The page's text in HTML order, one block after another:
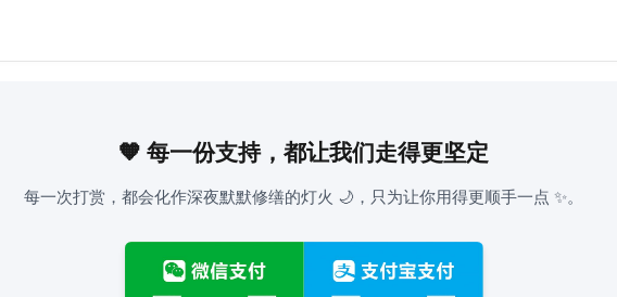
🧡 每一份支持，都让我们走得更坚定
每一次打赏，都会化作深夜默默修缮的灯火 🌙，只为让你用得更顺手一点 ✨。